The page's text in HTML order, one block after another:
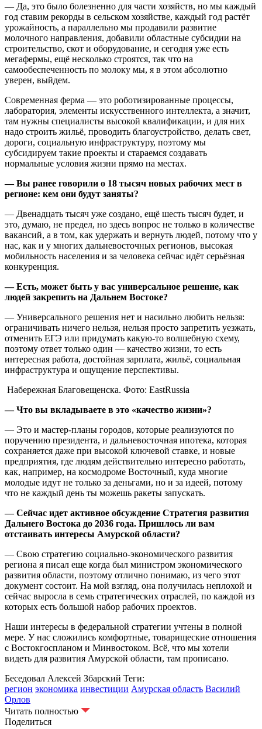
— Да, это было болезненно для части хозяйств, но мы каждый
год ставим рекорды в сельском хозяйстве, каждый год растёт
урожайность, а параллельно мы продавили развитие
молочного направления, добавили областные субсидии на
строительство, скот и оборудование, и сегодня уже есть
мегафермы, ещё несколько строятся, так что на
самообеспеченность по молоку мы, я в этом абсолютно
уверен, выйдем.
Современная ферма — это роботизированные процессы,
лаборатория, элементы искусственного интеллекта, а значит,
там нужны специалисты высокой квалификации, и для них
надо строить жильё, проводить благоустройство, делать свет,
дороги, социальную инфраструктуру, поэтому мы
субсидируем такие проекты и стараемся создавать
нормальные условия жизни прямо на местах.
— Вы ранее говорили о 18 тысяч новых рабочих мест в
регионе: кем они будут заняты?
— Двенадцать тысяч уже создано, ещё шесть тысяч будет, и
это, думаю, не предел, но здесь вопрос не только в количестве
вакансий, а в том, как удержать и вернуть людей, потому что у
нас, как и у многих дальневосточных регионов, высокая
мобильность населения и за человека сейчас идёт серьёзная
конкуренция.
— Есть, может быть у вас универсальное решение, как
людей закрепить на Дальнем Востоке?
— Универсального решения нет и насильно любить нельзя:
ограничивать ничего нельзя, нельзя просто запретить уезжать,
отменить ЕГЭ или придумать какую-то волшебную схему,
поэтому ответ только один — качество жизни, то есть
интересная работа, достойная зарплата, жильё, социальная
инфраструктура и ощущение перспективы.
Набережная Благовещенска. Фото: EastRussia
— Что вы вкладываете в это «качество жизни»?
— Это и мастер-планы городов, которые реализуются по
поручению президента, и дальневосточная ипотека, которая
сохраняется даже при высокой ключевой ставке, и новые
предприятия, где людям действительно интересно работать,
как, например, на космодроме Восточный, куда многие
молодые идут не только за деньгами, но и за идеей, потому
что не каждый день ты можешь ракеты запускать.
— Сейчас идет активное обсуждение Стратегия развития
Дальнего Востока до 2036 года. Пришлось ли вам
отстаивать интересы Амурской области?
— Свою стратегию социально-экономического развития
региона я писал еще когда был министром экономического
развития области, поэтому отлично понимаю, из чего этот
документ состоит. На мой взгляд, она получилась неплохой и
сейчас выросла в семь стратегических отраслей, по каждой из
которых есть большой набор рабочих проектов.
Наши интересы в федеральной стратегии учтены в полной
мере. У нас сложились комфортные, товарищеские отношения
с Востокгоспланом и Минвостоком. Всё, что мы хотели
видеть для развития Амурской области, там прописано.
Беседовал Алексей Збарский Теги:
регион экономика инвестиции Амурская область Василий
Орлов
Читать полностью
Поделиться